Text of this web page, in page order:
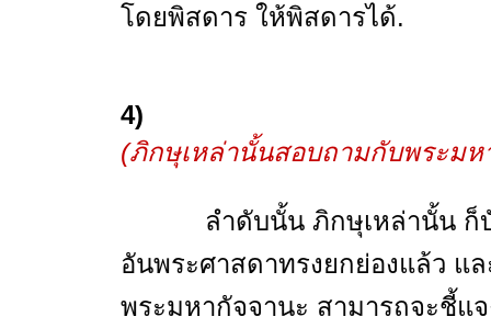
โดยพิสดาร ให้พิสดารได้.
4)
(ภิกษุเหล่านั้นสอบถามกับพระมห
ลำดับนั้น ภิกษุเหล่านั้น ก็บั
อันพระศาสดาทรงยกย่องแล้ว แ
พระมหากัจจานะ สามารถจะชี้แ